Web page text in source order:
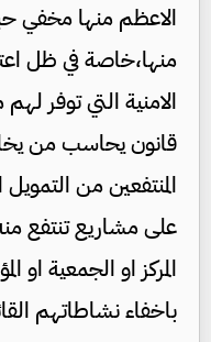
الاعظم منها مخفي
منها،خاصة في ظل
الامنية التي توفر
قانون يحاسب من
المنتفعين من التمويل
على مشاريع تنتفع
المركز او الجمعية او
باخفاء نشاطاتهم